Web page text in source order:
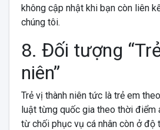
không cập nhật khi bạn còn liên
chúng tôi.
8. Đối tượng
niên”
Trẻ vị thành niên tức là trẻ em
luật từng quốc gia theo thời điểm
từ chối phục vụ cá nhân còn ở độ